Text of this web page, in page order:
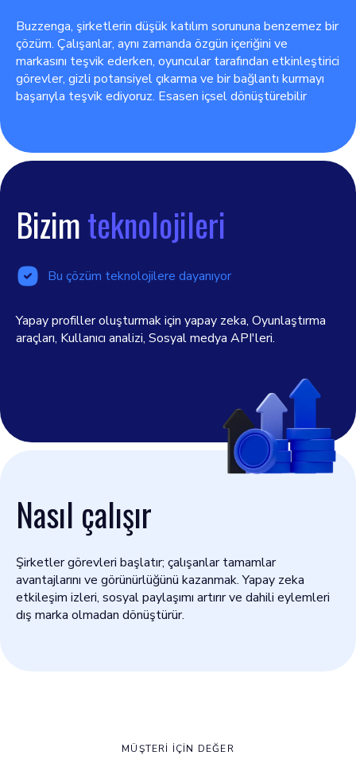
Buzzenga, şirketlerin düşük katılım sorununa benzemez bir
çözüm. Çalışanlar, aynı zamanda özgün içeriğini ve
markasını teşvik ederken, oyuncular tarafından etkinleştirici
görevler, gizli potansiyel çıkarma ve bir bağlantı kurmayı
başarıyla teşvik ediyoruz. Esasen içsel dönüştürebilir
Bizimteknolojileri
Bu çözüm teknolojilere dayanıyor
Yapay profiller oluşturmak için yapay zeka, Oyunlaştırma
araçları, Kullanıcı analizi, Sosyal medya API'leri.
Nasıl çalışır
Şirketler görevleri başlatır; çalışanlar tamamlar
avantajlarını ve görünürlüğünü kazanmak. Yapay zeka
etkileşim izleri, sosyal paylaşımı artırır ve dahili eylemleri
dış marka olmadan dönüştürür.
MÜŞTERI IÇIN DEĞER